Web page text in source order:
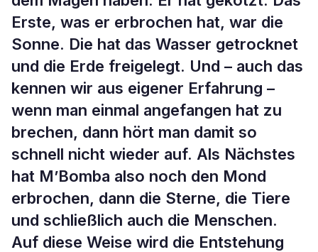
Erste, was er erbrochen hat, war die
Sonne. Die hat das Wasser getrocknet
und die Erde freigelegt. Und – auch das
kennen wir aus eigener Erfahrung –
wenn man einmal angefangen hat zu
brechen, dann hört man damit so
schnell nicht wieder auf. Als Nächstes
hat M’Bomba also noch den Mond
erbrochen, dann die Sterne, die Tiere
und schließlich auch die Menschen.
Auf diese Weise wird die Entstehung